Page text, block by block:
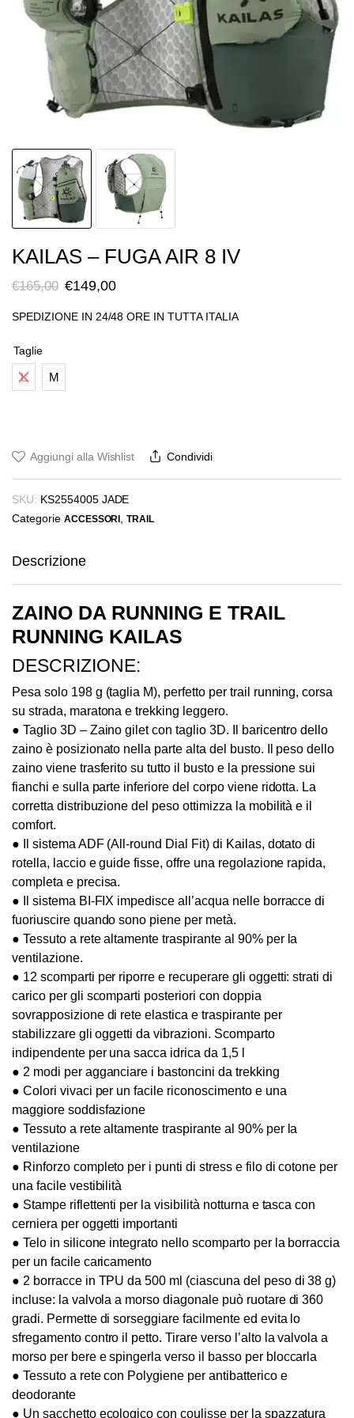
KAILAS – FUGA AIR 8 IV
€165,00 Il
€149,00Il
SPEDIZIONE IN 24/48 ORE IN TUTTA ITALIA
Taglie
L M
Aggiungi alla Wishlist Condividi
SKU: KS2554005 JADE
Categorie ACCESSORI ,TRAIL
Descrizione
ZAINO DA RUNNING E TRAIL
RUNNING KAILAS
DESCRIZIONE:
Pesa solo 198 g (taglia M), perfetto per trail running, corsa
su strada, maratona e trekking leggero.
● Taglio 3D – Zaino gilet con taglio 3D. Il baricentro dello
zaino è posizionato nella parte alta del busto. Il peso dello
zaino viene trasferito su tutto il busto e la pressione sui
fianchi e sulla parte inferiore del corpo viene ridotta. La
corretta distribuzione del peso ottimizza la mobilità e il
comfort.
● Il sistema ADF (All-round Dial Fit) di Kailas, dotato di
rotella, laccio e guide fisse, offre una regolazione rapida,
completa e precisa.
● Il sistema BI-FIX impedisce all’acqua nelle borracce di
fuoriuscire quando sono piene per metà.
● Tessuto a rete altamente traspirante al 90% per la
ventilazione.
● 12 scomparti per riporre e recuperare gli oggetti: strati di
carico per gli scomparti posteriori con doppia
sovrapposizione di rete elastica e traspirante per
stabilizzare gli oggetti da vibrazioni. Scomparto
indipendente per una sacca idrica da 1,5 l
● 2 modi per agganciare i bastoncini da trekking
● Colori vivaci per un facile riconoscimento e una
maggiore soddisfazione
● Tessuto a rete altamente traspirante al 90% per la
ventilazione
● Rinforzo completo per i punti di stress e filo di cotone per
una facile vestibilità
● Stampe riflettenti per la visibilità notturna e tasca con
cerniera per oggetti importanti
● Telo in silicone integrato nello scomparto per la borraccia
per un facile caricamento
● 2 borracce in TPU da 500 ml (ciascuna del peso di 38 g)
incluse: la valvola a morso diagonale può ruotare di 360
gradi. Permette di sorseggiare facilmente ed evita lo
sfregamento contro il petto. Tirare verso l’alto la valvola a
morso per bere e spingerla verso il basso per bloccarla
● Tessuto a rete con Polygiene per antibatterico e
deodorante
● Un sacchetto ecologico con coulisse per la spazzatura